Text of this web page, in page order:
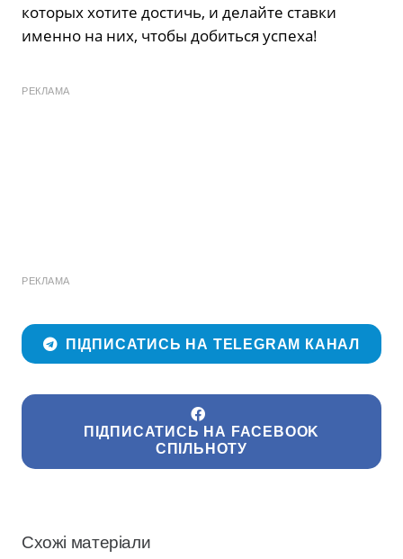
которых хотите достичь, и делайте ставки
именно на них, чтобы добиться успеха!
РЕКЛАМА
РЕКЛАМА
ПІДПИСАТИСЬ НА TELEGRAM КАНАЛ
ПІДПИСАТИСЬ НА FACEBOOK
СПІЛЬНОТУ
Схожі матеріали